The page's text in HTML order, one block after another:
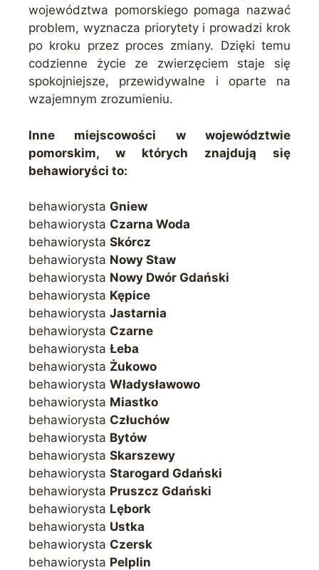
województwa pomorskiego pomaga nazwać
problem, wyznacza priorytety i prowadzi krok
po kroku przez proces zmiany. Dzięki temu
codzienne życie ze zwierzęciem staje się
spokojniejsze, przewidywalne i oparte na
wzajemnym zrozumieniu.
Inne miejscowości w województwie
pomorskim, w których znajdują się
behawioryści to:
behawiorysta Gniew
behawiorysta Czarna Woda
behawiorysta Skórcz
behawiorysta Nowy Staw
behawiorysta Nowy Dwór Gdański
behawiorysta Kępice
behawiorysta Jastarnia
behawiorysta Czarne
behawiorysta Łeba
behawiorysta Żukowo
behawiorysta Władysławowo
behawiorysta Miastko
behawiorysta Człuchów
behawiorysta Bytów
behawiorysta Skarszewy
behawiorysta Starogard Gdański
behawiorysta Pruszcz Gdański
behawiorysta Lębork
behawiorysta Ustka
behawiorysta Czersk
behawiorysta Pelplin